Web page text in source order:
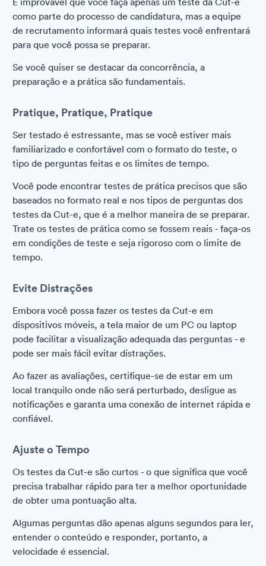
como parte do processo de candidatura, mas a equipe
de recrutamento informará quais testes você enfrentará
para que você possa se preparar.
Se você quiser se destacar da concorrência, a
preparação e a prática são fundamentais.
Pratique, Pratique, Pratique
Ser testado é estressante, mas se você estiver mais
familiarizado e confortável com o formato do teste, o
tipo de perguntas feitas e os limites de tempo.
Você pode encontrar testes de prática precisos que são
baseados no formato real e nos tipos de perguntas dos
testes da Cut-e, que é a melhor maneira de se preparar.
Trate os testes de prática como se fossem reais - faça-os
em condições de teste e seja rigoroso com o limite de
tempo.
Evite Distrações
Embora você possa fazer os testes da Cut-e em
dispositivos móveis, a tela maior de um PC ou laptop
pode facilitar a visualização adequada das perguntas - e
pode ser mais fácil evitar distrações.
Ao fazer as avaliações, certifique-se de estar em um
local tranquilo onde não será perturbado, desligue as
notificações e garanta uma conexão de internet rápida e
confiável.
Ajuste o Tempo
Os testes da Cut-e são curtos - o que significa que você
precisa trabalhar rápido para ter a melhor oportunidade
de obter uma pontuação alta.
Algumas perguntas dão apenas alguns segundos para ler,
entender o conteúdo e responder, portanto, a
velocidade é essencial.